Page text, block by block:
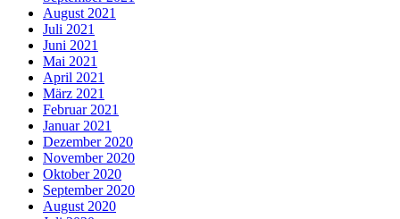
August 2021
Juli 2021
Juni 2021
Mai 2021
April 2021
März 2021
Februar 2021
Januar 2021
Dezember 2020
November 2020
Oktober 2020
September 2020
August 2020